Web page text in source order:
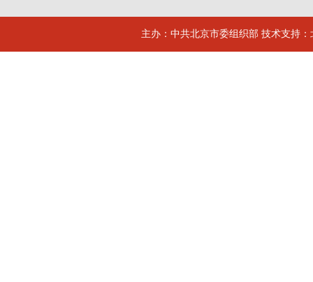
主办：中共北京市委组织部 技术支持